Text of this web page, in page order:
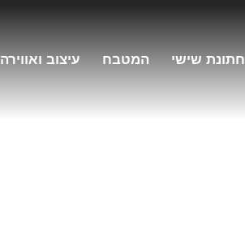
חתונת שישי המטבח עיצוב ואווירה